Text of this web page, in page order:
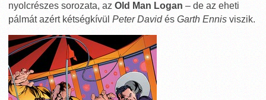
nyolcrészes sorozata, az Old Man Logan – de az eheti
pálmát azért kétségkívül Peter Davidés Garth Ennis viszik.